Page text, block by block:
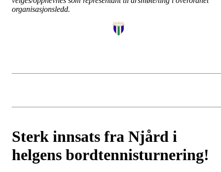
organisasjonsledd.
Sterk innsats fra Njård i
helgens bordtennisturnering!